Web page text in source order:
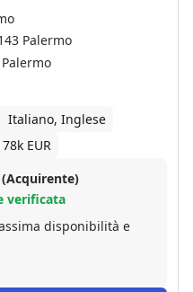
Palermo
Italiano, Inglese
EUR
verificata
disponibilità e